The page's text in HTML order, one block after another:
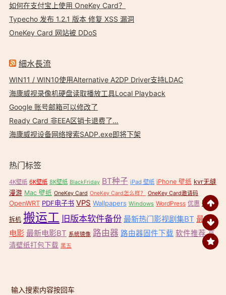
如何在支付宝上使用 OneKey Card？
Typecho 发布 1.2.1 版本 修复 XSS 漏洞
OneKey Card 网站被 DDoS
細水長流
WIN11 / WIN10使用Alternative A2DP Driver支持LDAC
海康威视录像机硬盘读取播放工具Local Playback
Google 账号邮箱可以修改了
Ready Card 非EEA区销卡退费了…
海康威视设备网络搜索SADP.exe即将下架
热门标签
4K壁纸 6K壁纸 8K壁纸 BlackFriday BT种子 iPad 壁纸 iPhone 壁纸 kvr无缝
漫游 Mac 壁纸 OneKey Card OneKey Card怎么样？ OneKey Card邀请码
OpenWRT PDF电子书 VPS Wallpapers Windows WordPress 优惠 壁纸
拆机 搬运工 旧版本软件备份 最新热门影视剧集BT 最新
电影 最新电影BT 系统镜像 路由器 路由器固件下载 软件推荐 高
清壁纸打包下载 黑五